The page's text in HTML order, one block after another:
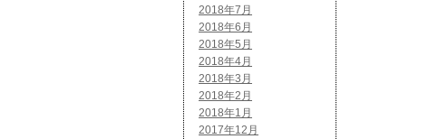
2018年7月
2018年6月
2018年5月
2018年4月
2018年3月
2018年2月
2018年1月
2017年12月